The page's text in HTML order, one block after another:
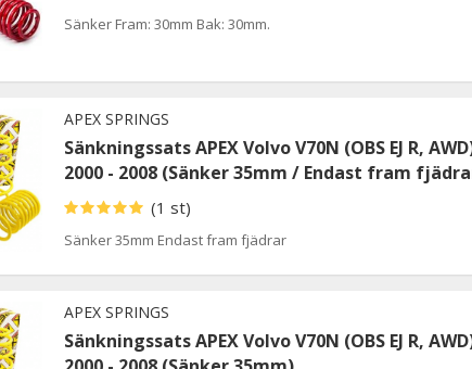
Sänker Fram: 30mm Bak: 30mm.
APEX SPRINGS
Sänkningssats APEX Volvo V70N (OBS EJ R,
2000 - 2008 (Sänker 35mm / Endast fram
(1 st)
Sänker 35mm Endast fram fjädrar
APEX SPRINGS
Sänkningssats APEX Volvo V70N (OBS EJ R,